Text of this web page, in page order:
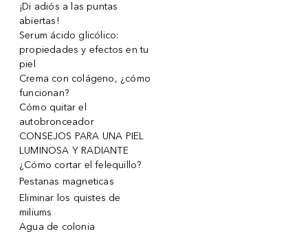
¡Di adiós a las puntas
abiertas!
Serum ácido glicólico:
propiedades y efectos en tu
piel
Crema con colágeno, ¿cómo
funcionan?
Cómo quitar el
autobronceador
CONSEJOS PARA UNA PIEL
LUMINOSA Y RADIANTE
¿Cómo cortar el felequillo?
Pestanas magneticas
Eliminar los quistes de
miliums
Agua de colonia